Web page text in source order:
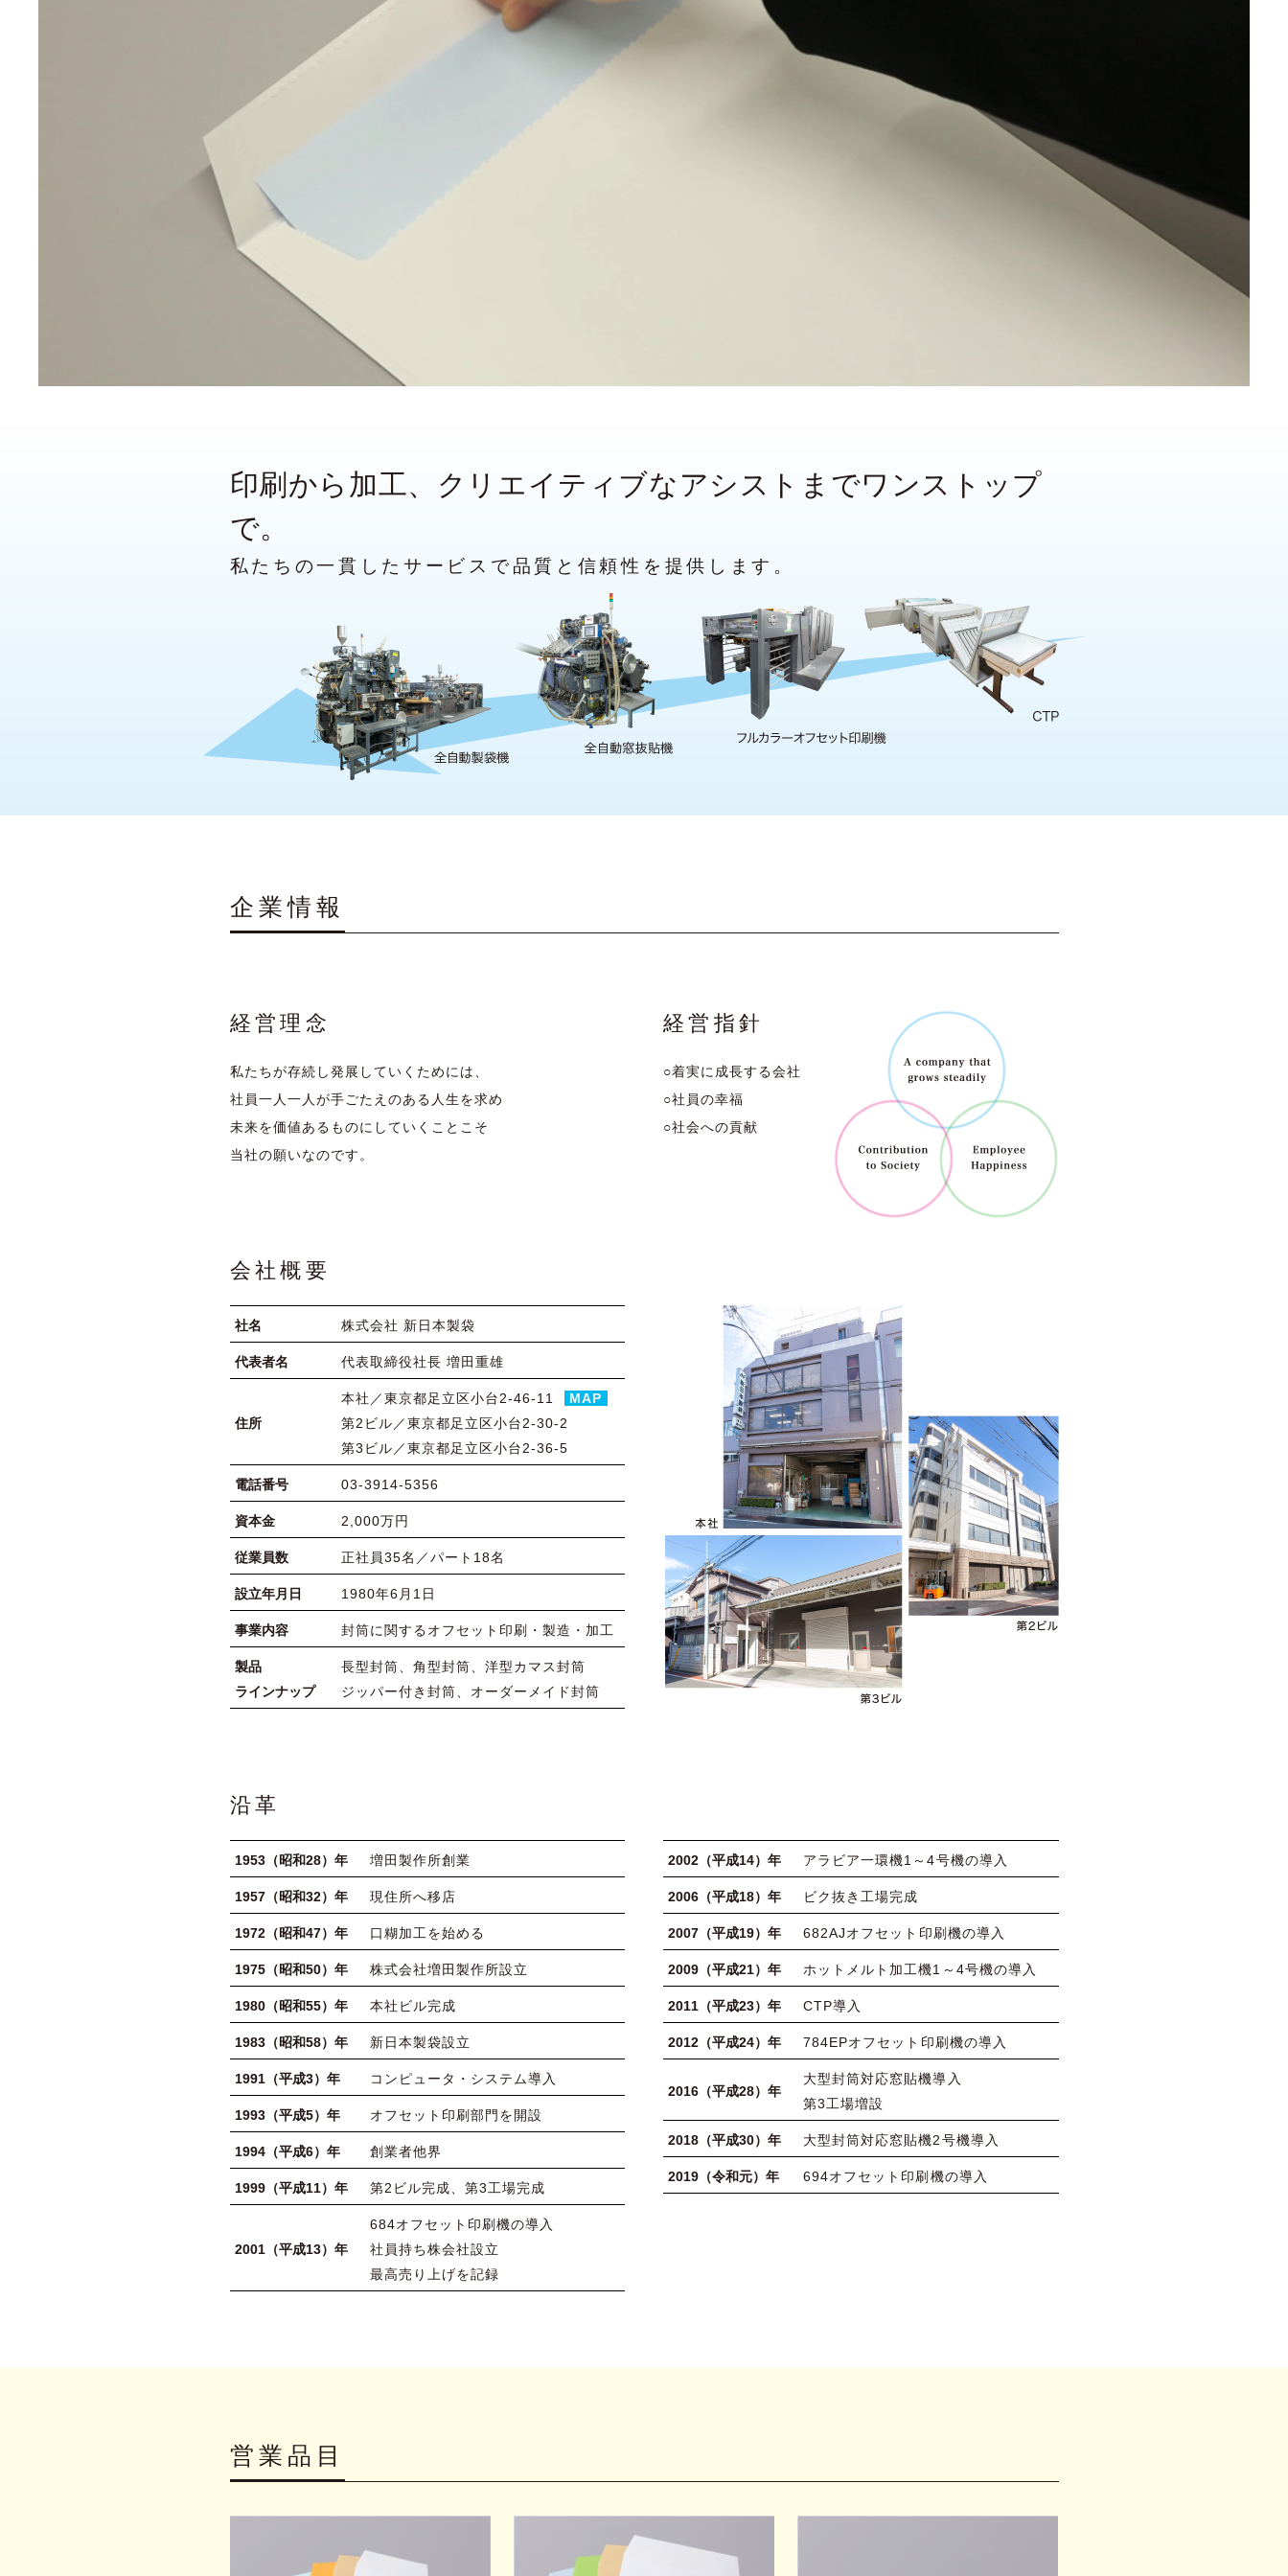
印刷から加工、 クリエイティブなアシストまでワンストップ
で。
私たちの一貫したサービスで 品質と信頼性を提供します。
企業情報
経営理念
私たちが存続し発展していくためには、
社員一人一人が手ごたえのある人生を求め
未来を価値あるものにしていくことこそ
当社の願いなのです。
経営指針
○着実に成長する会社
○社員の幸福
○社会への貢献
会社概要
社名 株式会社 新日本製袋
代表者名 代表取締役社長 増田重雄
住所
本社／東京都足立区小台2-46-11
MAP
第2ビル／東京都足立区小台2-30-2
第3ビル／東京都足立区小台2-36-5
電話番号 03-3914-5356
資本金 2,000万円
従業員数 正社員35名／パート18名
設立年月日 1980年6月1日
事業内容 封筒に関するオフセット印刷・製造・加工
製品
ラインナップ
長型封筒、角型封筒、洋型カマス封筒
ジッパー付き封筒、オーダーメイド封筒
沿革
1953（昭和28）年 増田製作所創業
1957（昭和32）年 現住所へ移店
1972（昭和47）年 口糊加工を始める
1975（昭和50）年 株式会社増田製作所設立
1980（昭和55）年 本社ビル完成
1983（昭和58）年 新日本製袋設立
1991（平成3）年 コンピュータ・システム導入
1993（平成5）年 オフセット印刷部門を開設
1994（平成6）年 創業者他界
1999（平成11）年 第2ビル完成、第3工場完成
2001（平成13）年
684オフセット印刷機の導入
社員持ち株会社設立
最高売り上げを記録
2002（平成14）年 アラビア一環機1～4号機の導入
2006（平成18）年 ビク抜き工場完成
2007（平成19）年 682AJオフセット印刷機の導入
2009（平成21）年 ホットメルト加工機1～4号機の導入
2011（平成23）年 CTP導入
2012（平成24）年 784EPオフセット印刷機の導入
2016（平成28）年
大型封筒対応窓貼機導入
第3工場増設
2018（平成30）年 大型封筒対応窓貼機2号機導入
2019（令和元）年 694オフセット印刷機の導入
営業品目